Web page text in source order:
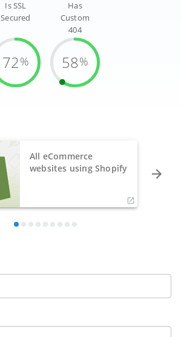
Is SSL
Secured
72%
Has
Custom
404
58%
All eCommerce
websites using Shopify